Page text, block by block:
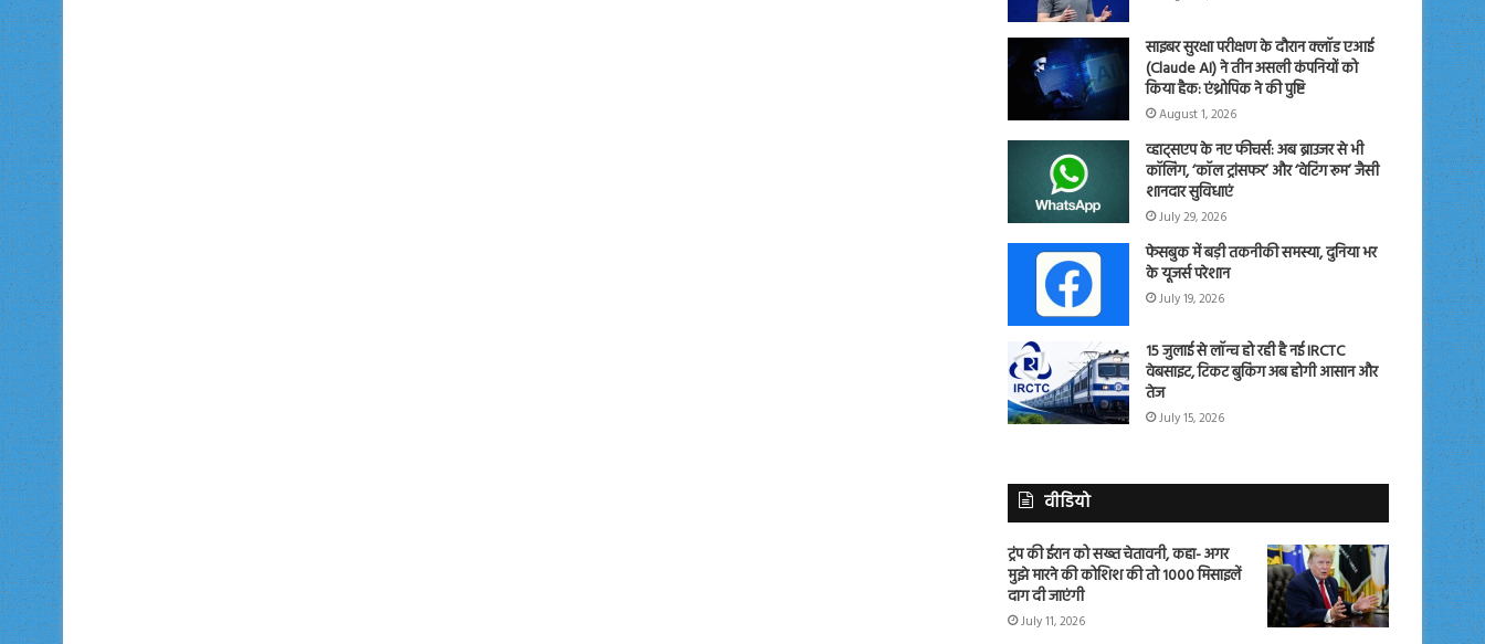
साइबर सुरक्षा परीक्षण के दौरान क्लॉड एआई
(Claude AI) ने तीन असली कंपनियों को
किया हैक: एंथ्रोपिक ने की पुष्टि
August 1, 2026
व्हाट्सएप के नए फीचर्स: अब ब्राउजर से भी
कॉलिंग, ‘कॉल ट्रांसफर’ और ‘वेटिंग रूम’ जैसी
शानदार सुविधाएं
July 29, 2026
फेसबुक में बड़ी तकनीकी समस्या, दुनिया भर
के यूजर्स परेशान
July 19, 2026
15 जुलाई से लॉन्च हो रही है नई IRCTC
वेबसाइट, टिकट बुकिंग अब होगी आसान और
तेज
July 15, 2026
वीडियो
ट्रंप की ईरान को सख्त चेतावनी, कहा- अगर
मुझे मारने की कोशिश की तो 1000 मिसाइलें
दाग दी जाएंगी
July 11, 2026